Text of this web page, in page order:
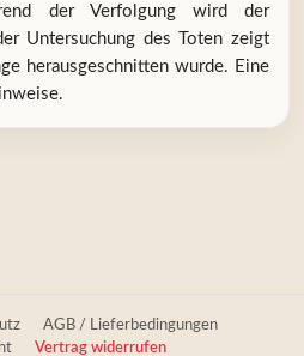
der Verfolgung wird der
Untersuchung des Toten zeigt
herausgeschnitten wurde. Eine
AGB / Lieferbedingungen
Vertrag widerrufen